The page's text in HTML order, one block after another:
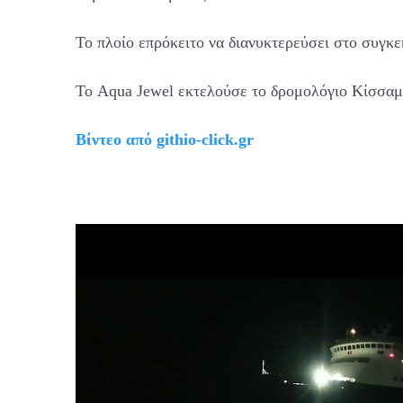
Το πλοίο επρόκειτο να διανυκτερεύσει στο
Το Aqua Jewel εκτελούσε το δρομολόγιο
Bίντεο από githio-click.gr